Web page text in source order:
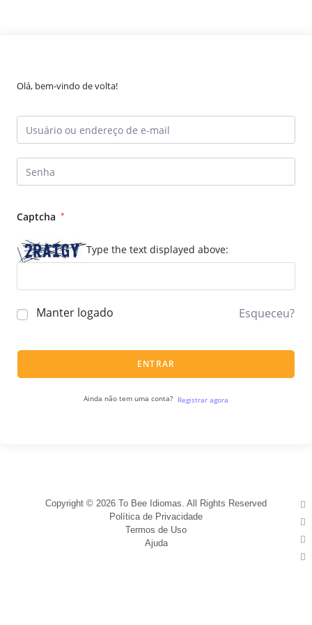
Olá, bem-vindo de volta!
Captcha *
Type the text displayed above:
Manter logado Esqueceu?
ENTRAR
Ainda não tem uma conta? Registrar agora
Copyright © 2026 To Bee Idiomas. All Rights Reserved
Política de Privacidade
Termos de Uso
Ajuda